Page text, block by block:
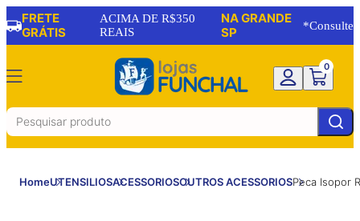
FRETE
GRÁTIS
ACIMA DE R$350
REAIS
NA GRANDE
SP
*Consulte
0
HomeUTENSILIOSACESSORIOSOUTROS ACESSORIOSPeca Isopor